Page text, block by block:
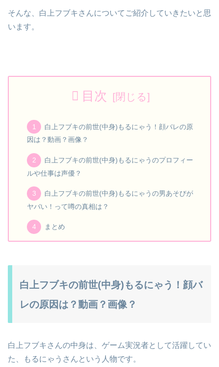
そんな、白上フブキさんについてご紹介していきたいと思
います。
目次
白上フブキの前世(中身)もるにゃう！顔バレの原
因は？動画？画像？
白上フブキの前世(中身)もるにゃうのプロフィー
ルや仕事は声優？
白上フブキの前世(中身)もるにゃうの男あそびが
ヤバい！って噂の真相は？
まとめ
白上フブキの前世(中身)もるにゃう！顔バ
レの原因は？動画？画像？
白上フブキさんの中身は、ゲーム実況者として活躍してい
た、もるにゃうさんという人物です。